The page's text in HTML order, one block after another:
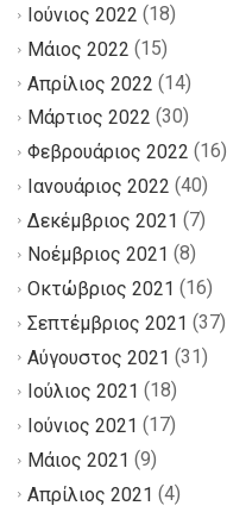
Ιούνιος 2022 (18)
Μάιος 2022 (15)
Απρίλιος 2022 (14)
Μάρτιος 2022 (30)
Φεβρουάριος 2022 (16)
Ιανουάριος 2022 (40)
Δεκέμβριος 2021 (7)
Νοέμβριος 2021 (8)
Οκτώβριος 2021 (16)
Σεπτέμβριος 2021 (37)
Αύγουστος 2021 (31)
Ιούλιος 2021 (18)
Ιούνιος 2021 (17)
Μάιος 2021 (9)
Απρίλιος 2021 (4)